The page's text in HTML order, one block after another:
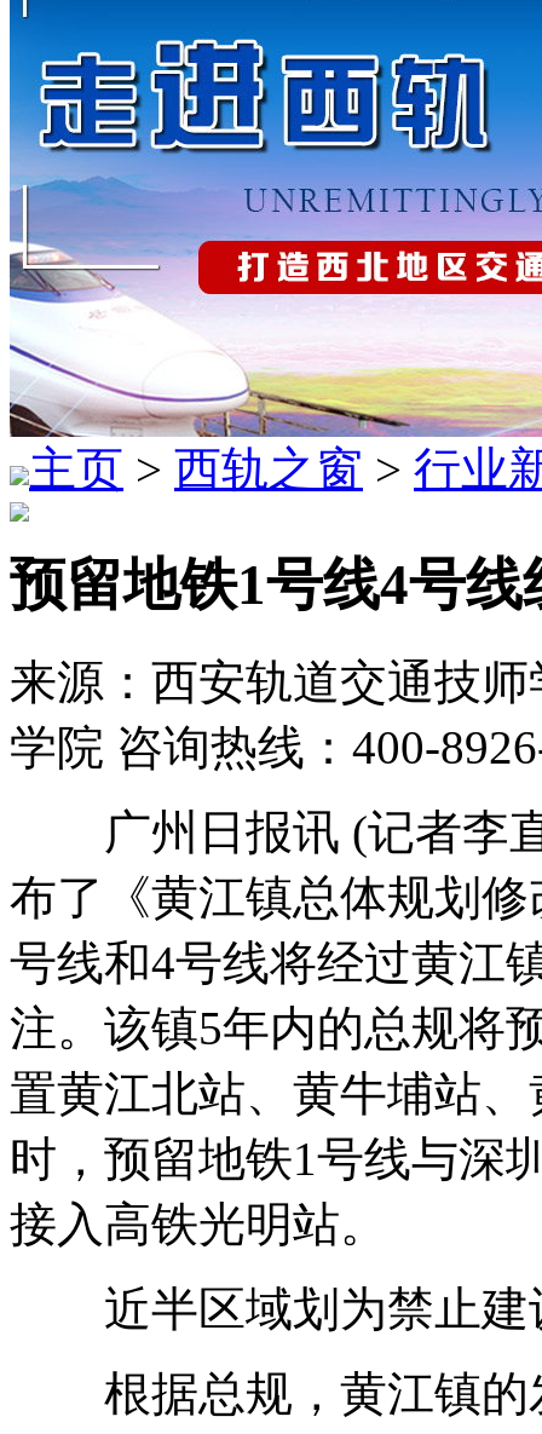
主页 > 西轨之窗 > 行业
预留地铁1号线4号线
来源：西安轨道交通技
学院 咨询热线：400-
广州日报讯 (记者李直
布了《黄江镇总体规划
号线和4号线将经过黄江
注。该镇5年内的总规将
置黄江北站、黄牛埔站
时，预留地铁1号线与深
接入高铁光明站。
近半区域划为禁止建
根据总规，黄江镇的